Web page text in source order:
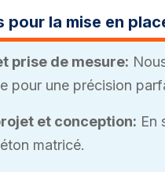
pour la mise en
prise de mesure:
pour une précision
et conception: En
matricé.